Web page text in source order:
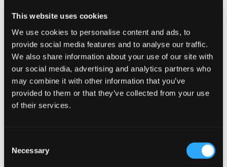
This website uses cookies
We use cookies to personalise content and ads, to
provide social media features and to analyse our traffic.
We also share information about your use of our site with
our social media, advertising and analytics partners who
may combine it with other information that you’ve
provided to them or that they’ve collected from your use
of their services.
Selection
Necessary